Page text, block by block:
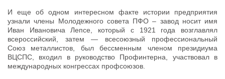
И еще об одном интересном факте истории предприятия
узнали члены Молодежного совета ПФО – завод носит имя
Иван Ивановича Лепсе, который с 1921 года возглавлял
всероссийский, затем — всесоюзный профессиональный
Союз металлистов, был бессменным членом президиума
ВЦСПС, входил в руководство Профинтерна, участвовал в
международных конгрессах профсоюзов.